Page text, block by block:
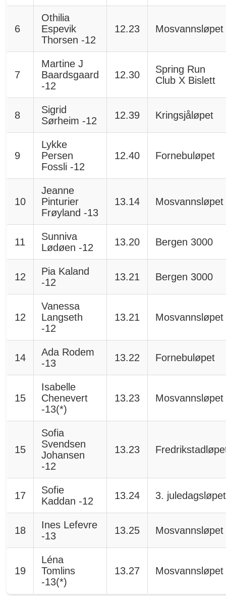
6
Othilia
Espevik
Thorsen -12
12.23 Mosvannsløpet
7
Martine J
Baardsgaard
-12
12.30
Spring Run
Club X Bislett
8
Sigrid
Sørheim -12
12.39 Kringsjåløpet
9
Lykke
Persen
Fossli -12
12.40 Fornebuløpet
10
Jeanne
Pinturier
Frøyland -13
13.14 Mosvannsløpet
11
Sunniva
Lødøen -12
13.20 Bergen 3000
12
Pia Kaland
-12
13.21 Bergen 3000
12
Vanessa
Langseth
-12
13.21 Mosvannsløpet
14
Ada Rodem
-13
13.22 Fornebuløpet
15
Isabelle
Chenevert
-13(*)
13.23 Mosvannsløpet
15
Sofia
Svendsen
Johansen
-12
13.23
17
Sofie
Kaddan -12
13.24 3. juledagsløpet
18
Ines Lefevre
-13
13.25 Mosvannsløpet
19
Léna
Tomlins
-13(*)
13.27 Mosvannsløpet